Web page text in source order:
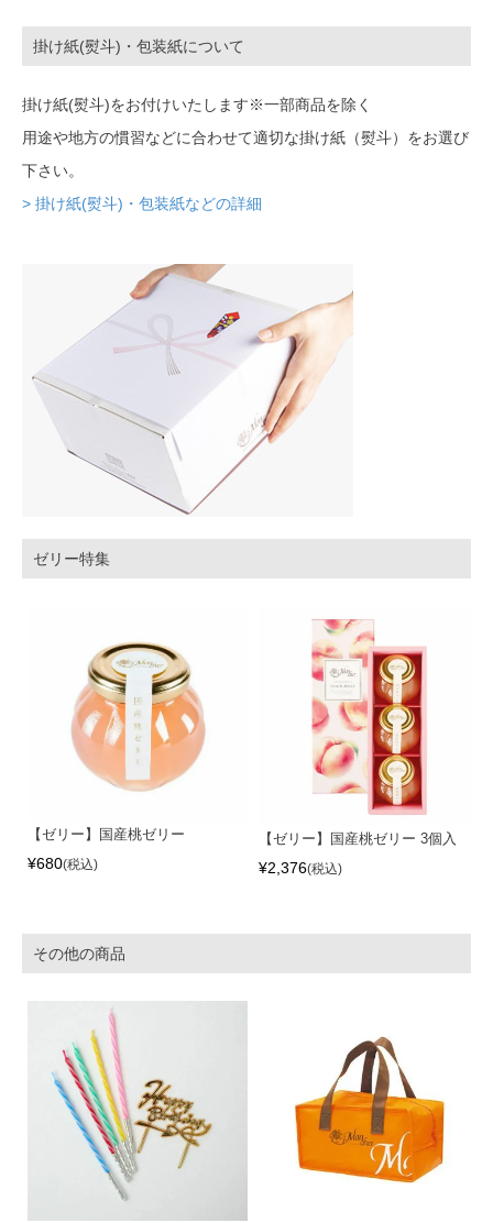
掛け紙(熨斗)・包装紙について
掛け紙(熨斗)をお付けいたします※一部商品を除く
用途や地方の慣習などに合わせて適切な掛け紙（熨斗）をお選び
下さい。
> 掛け紙(熨斗)・包装紙などの詳細
ゼリー特集
【ゼリー】国産桃ゼリー
¥680 税込
【ゼリー】国産桃ゼリー 3個入
¥2,376 税込
その他の商品